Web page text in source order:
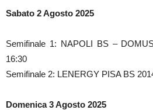
Sabato 2 Agosto 2025
Semifinale 1: NAPOLI BS –
16:30
Semifinale 2: LENERGY PISA BS
Domenica 3 Agosto 2025